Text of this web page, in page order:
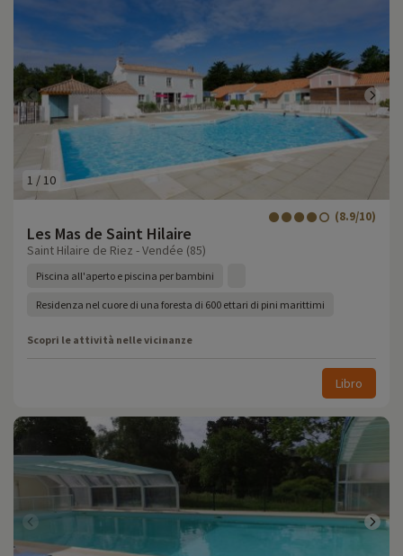
1 /10
Les Mas de Saint Hilaire
(8.9/10)
Saint Hilaire de Riez - Vendée (85)
Piscina all'aperto e piscina per bambini
Residenza nel cuore di una foresta di 600 ettari di pini marittimi
Scopri le attività nelle vicinanze
Libro